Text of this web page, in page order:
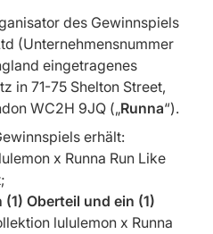
des Gewinnspiels
(Unternehmensnummer
eingetragenes
in 71-75 Shelton Street,
WC2H 9JQ („Runna“).
erhält:
x Runna Run Like
(1) Oberteil und ein (1)
lululemon x Runna